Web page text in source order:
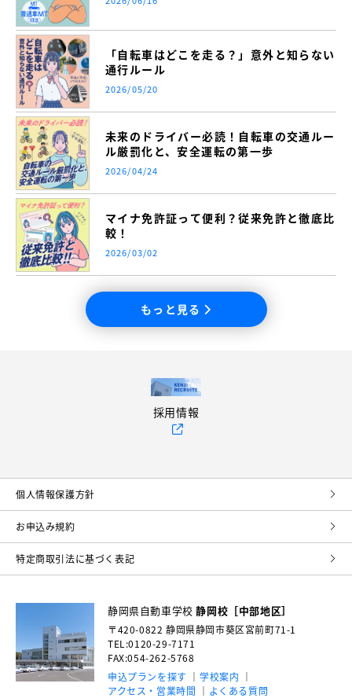
「自転車はどこを走る？」意外と知らない
通行ルール
2026/05/20
未来のドライバー必読！自転車の交通ルー
ル厳罰化と、安全運転の第一歩
2026/04/24
マイナ免許証って便利？従来免許と徹底比
較！
2026/03/02
もっと見る
採用情報
個⼈情報保護⽅針
お申込み規約
特定商取引法に基づく表記
静岡県自動車学校静岡校［中部地区］
〒420-0822 静岡県静岡市葵区宮前町71-1
TEL:0120-29-7171
FAX:054-262-5768
申込プランを探す
学校案内
アクセス・営業時間
よくある質問